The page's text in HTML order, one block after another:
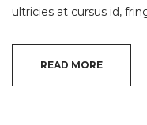
ultricies at cursus id,
READ MORE